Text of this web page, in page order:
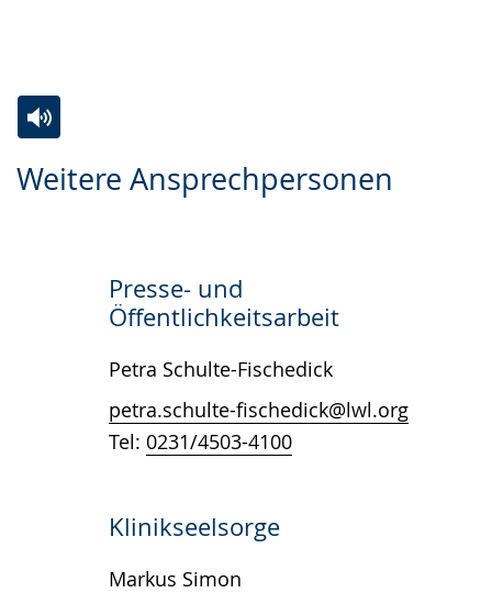
Weitere Ansprechpersonen
Leichten
Audio-
Video
Gebärdensprache
Presse- und
Öffentlichkeitsarbeit
Petra Schulte-Fischedick
petra.schulte-fischedick@lwl.org
Tel: 0231/4503-4100
Klinikseelsorge
Markus Simon